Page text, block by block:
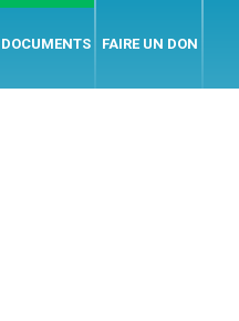
DOCUMENTS FAIRE UN DON